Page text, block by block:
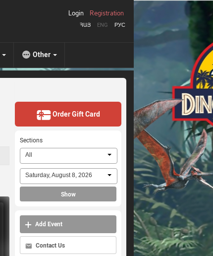
ՀԱՅ ENG РУС
Login Registration
Other
Order Gift Card
Sections
All
Saturday, August 8, 2026
Show
Add Event
Contact Us